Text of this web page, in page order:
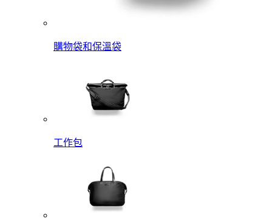
購物袋和保溫袋
工作包